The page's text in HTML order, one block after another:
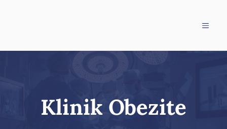
Menü
Klinik Obezite